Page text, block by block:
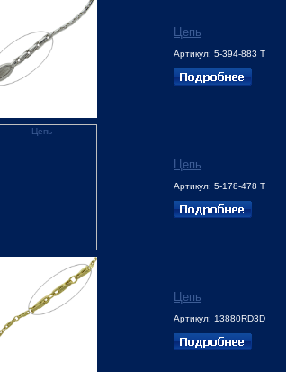
Цепь
Артикул: 5-394-883 Т
Цепь
Артикул: 5-178-478 Т
Цепь
Артикул: 13880RD3D